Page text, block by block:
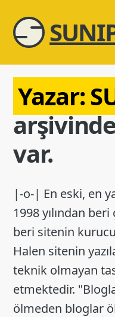
Yazar:
var.
|-o-| En eski, en
1998 yılından
beri sitenin
Halen sitenin
teknik olmayan
etmektedir.
ölmeden bloglar